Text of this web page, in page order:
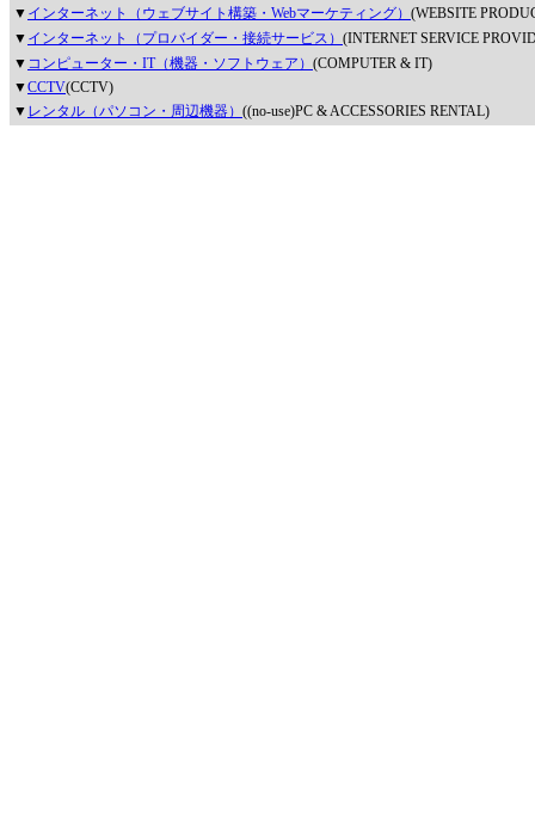
▼ インターネット（ウェブサイト構築・Webマーケティング） (WEBSITE
▼ インターネット（プロバイダー・接続サービス） (INTERNET SERVICE
▼ コンピューター・IT（機器・ソフトウェア） (COMPUTER & IT)
▼CCTV(CCTV)
▼ レンタル（パソコン・周辺機器） ((no-use)PC & ACCESSORIES RENTAL)